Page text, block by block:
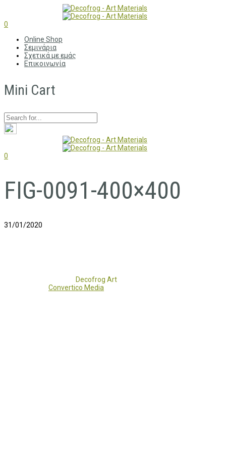
0
Online Shop
Σεμινάρια
Σχετικά με εμάς
Επικοινωνία
Mini Cart
0
FIG-0091-400×400
31/01/2020
Decofrog Art
Convertico Media